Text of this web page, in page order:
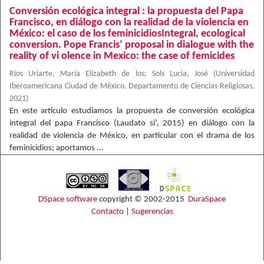
Conversión ecológica integral : la propuesta del Papa
Francisco, en diálogo con la realidad de la violencia en
México: el caso de los feminicidiosIntegral, ecological
conversion. Pope Francis’ proposal in dialogue with the
reality of vi olence in Mexico: the case of femicides
Ríos Uriarte, María Elizabeth de los; Sols Lucia, José (Universidad
Iberoamericana Ciudad de México. Departamento de Ciencias Religiosas,
2021)
En este artículo estudiamos la propuesta de conversión ecológica
integral del papa Francisco (Laudato si’, 2015) en diálogo con la
realidad de violencia de México, en particular con el drama de los
feminicidios; aportamos ...
DSpace software copyright © 2002-2015 DuraSpace
Contacto| Sugerencias